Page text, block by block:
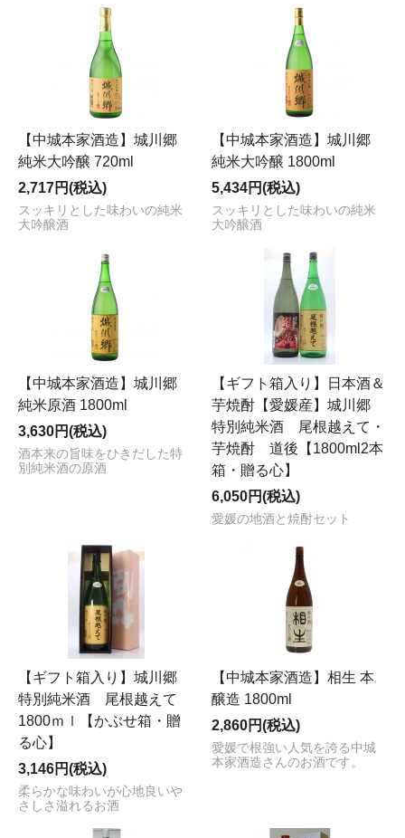
【中城本家酒造】城川郷
純米大吟醸 720ml
2,717円(税込)
スッキリとした味わいの純米
大吟醸酒
【中城本家酒造】城川郷
純米大吟醸 1800ml
5,434円(税込)
スッキリとした味わいの純米
大吟醸酒
【中城本家酒造】城川郷
純米原酒 1800ml
3,630円(税込)
酒本来の旨味をひきだした特
別純米酒の原酒
【ギフト箱入り】日本酒＆
芋焼酎【愛媛産】城川郷
特別純米酒 尾根越えて・
芋焼酎 道後【1800ml2本
箱・贈る心】
6,050円(税込)
愛媛の地酒と焼酎セット
【ギフト箱入り】城川郷
特別純米酒 尾根越えて
1800ｍｌ【かぶせ箱・贈
る心】
3,146円(税込)
柔らかな味わいが心地良いや
さしさ溢れるお酒
【中城本家酒造】相生 本
醸造 1800ml
2,860円(税込)
愛媛で根強い人気を誇る中城
本家酒造さんのお酒です。